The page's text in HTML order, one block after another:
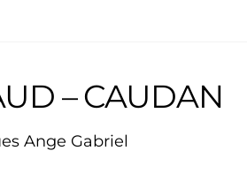
– CAUDAN
Ange Gabriel